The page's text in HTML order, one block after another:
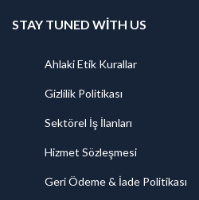
STAY TUNED WITH US
Ahlaki Etik Kurallar
Gizlilik Politikası
Sektörel İş İlanları
Hizmet Sözleşmesi
Geri Ödeme & İade Politikası